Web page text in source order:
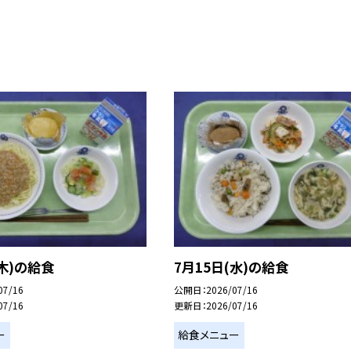
)の給食
16
16
7月15日(水)の給食
公開日 2026/07/16
更新日 2026/07/16
給食メニュー